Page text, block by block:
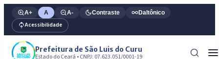
A+ A A- Contraste Daltônico
Acessibilidade
Prefeitura de São Luis do Curu
Estado do Ceará • CNPJ: 07.623.051/0001-19